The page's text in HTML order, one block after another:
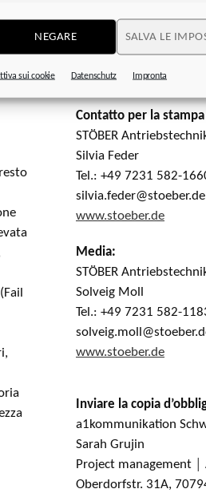
NEGARE SALVA LE
sui cookie Datenschutz Impronta
Tel.: +49 7231 582-0
Contatto per la
STÖBER
Silvia Feder
Tel.: +49 7231 582-
silvia.feder@stoeber.de
www.stoeber.de
Media:
STÖBER
Solveig Moll
Tel.: +49 7231 582-
www.stoeber.de
Inviare la copia
a1kommunikation
Sarah Grujin
Project management │
Oberdorfstr. 31A,